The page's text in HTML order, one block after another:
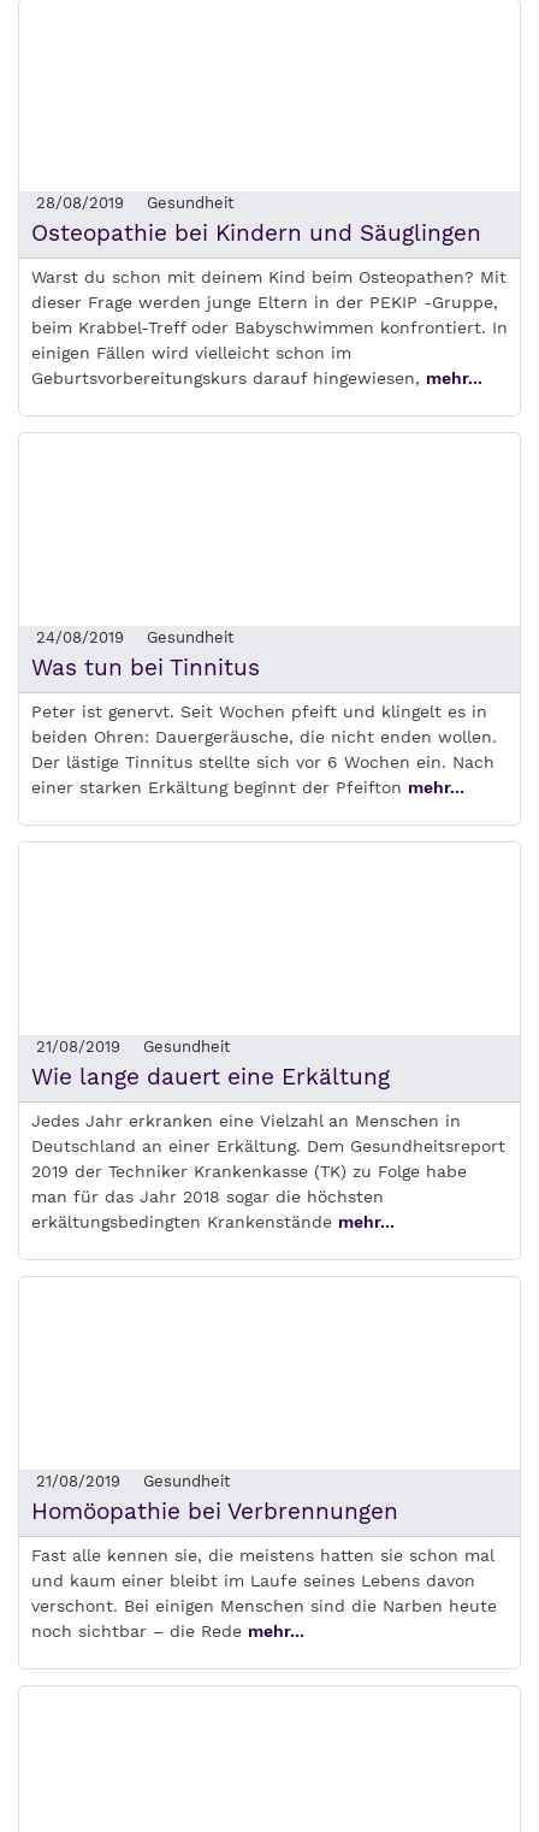
28/08/2019 Gesundheit
Osteopathie bei Kindern und Säuglingen
Warst du schon mit deinem Kind beim Osteopathen? Mit
dieser Frage werden junge Eltern in der PEKIP -Gruppe,
beim Krabbel-Treff oder Babyschwimmen konfrontiert. In
einigen Fällen wird vielleicht schon im
Geburtsvorbereitungskurs darauf hingewiesen, mehr...
24/08/2019 Gesundheit
Was tun bei Tinnitus
Peter ist genervt. Seit Wochen pfeift und klingelt es in
beiden Ohren: Dauergeräusche, die nicht enden wollen.
Der lästige Tinnitus stellte sich vor 6 Wochen ein. Nach
einer starken Erkältung beginnt der Pfeifton mehr...
21/08/2019 Gesundheit
Wie lange dauert eine Erkältung
Jedes Jahr erkranken eine Vielzahl an Menschen in
Deutschland an einer Erkältung. Dem Gesundheitsreport
2019 der Techniker Krankenkasse (TK) zu Folge habe
man für das Jahr 2018 sogar die höchsten
erkältungsbedingten Krankenstände mehr...
21/08/2019 Gesundheit
Homöopathie bei Verbrennungen
Fast alle kennen sie, die meistens hatten sie schon mal
und kaum einer bleibt im Laufe seines Lebens davon
verschont. Bei einigen Menschen sind die Narben heute
noch sichtbar – die Rede mehr...